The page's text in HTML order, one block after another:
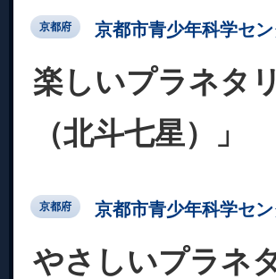
京都府 京都市青少年科学セ
楽しいプラネタ
（北斗七星）」
京都府 京都市青少年科学セ
やさしいプラネ